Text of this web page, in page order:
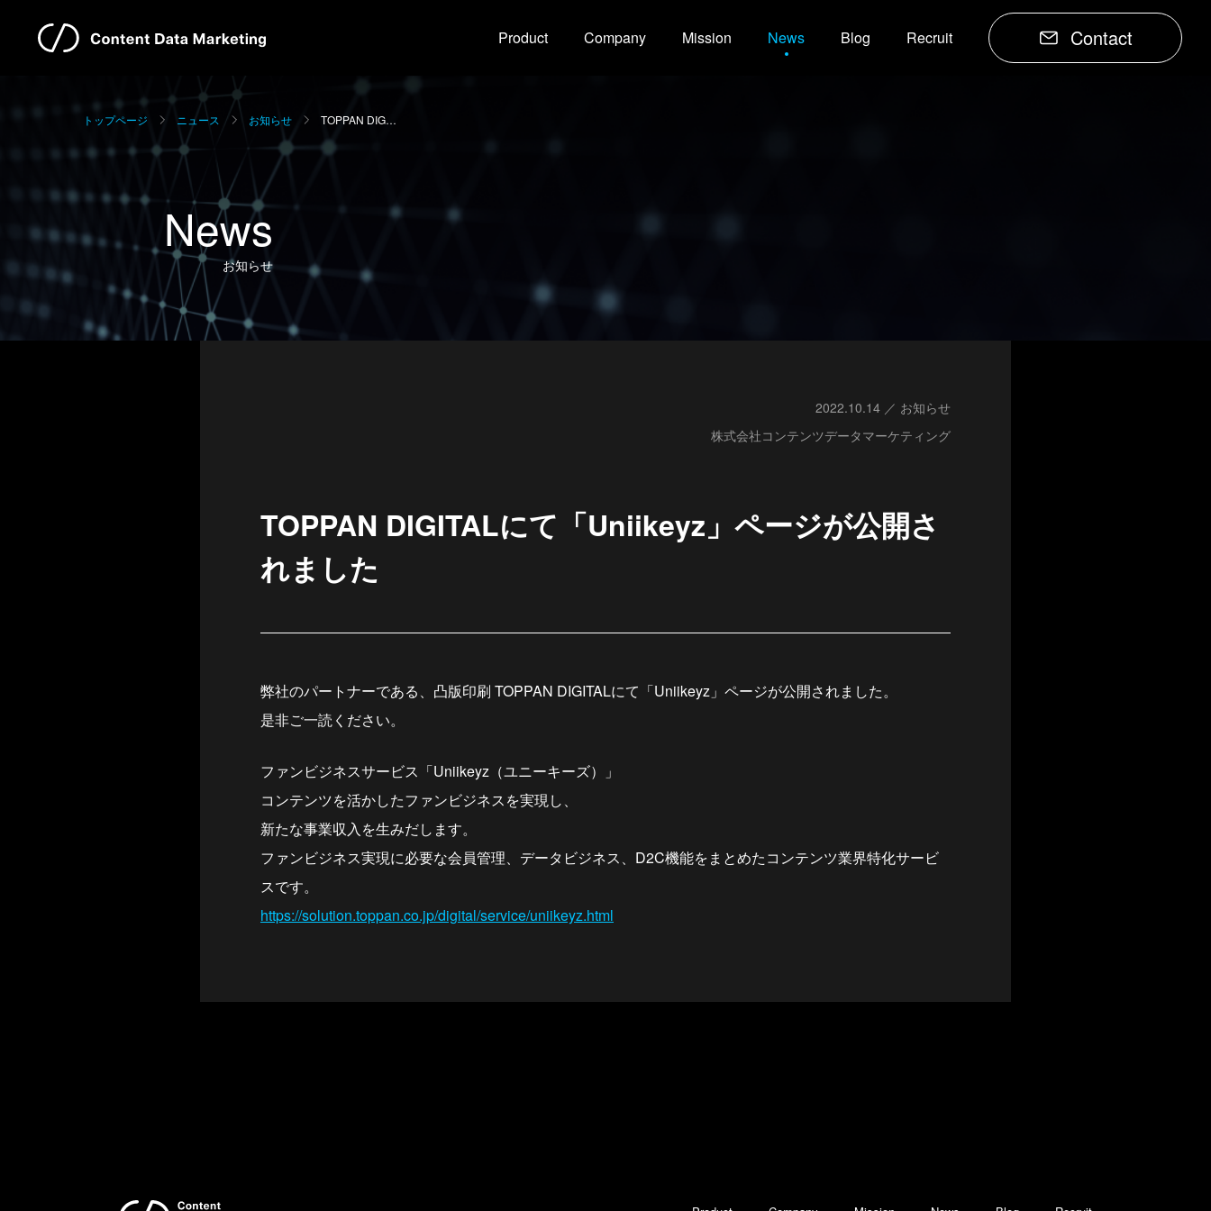
Product Company Mission News Blog Recruit Contact
トップページ ニュース お知らせ TOPPAN DIG…
News
お知らせ
2022.10.14
お知らせ
株式会社コンテンツデータマーケティング
TOPPAN DIGITALにて「Uniikeyz」ページが公開さ
れました
弊社のパートナーである、凸版印刷 TOPPAN DIGITALにて「Uniikeyz」ページが公開されました。
是非ご一読ください。
ファンビジネスサービス「Uniikeyz（ユニーキーズ）」
コンテンツを活かしたファンビジネスを実現し、
新たな事業収入を生みだします。
ファンビジネス実現に必要な会員管理、データビジネス、D2C機能をまとめたコンテンツ業界特化サービ
スです。
https://solution.toppan.co.jp/digital/service/uniikeyz.html